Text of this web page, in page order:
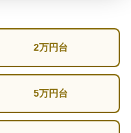
2万円台
5万円台